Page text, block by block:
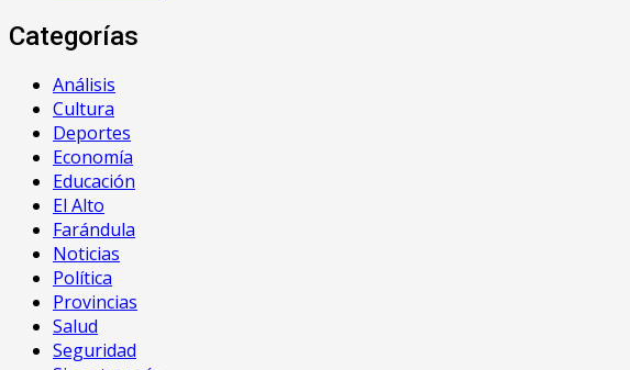
Categorías
Análisis
Cultura
Deportes
Economía
Educación
El Alto
Farándula
Noticias
Política
Provincias
Salud
Seguridad